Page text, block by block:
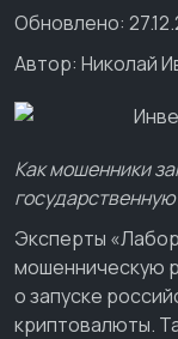
Обновлено:
Автор: Николай
Как мошенники
Эксперты
мошенническую
о запуске
криптовалюты.